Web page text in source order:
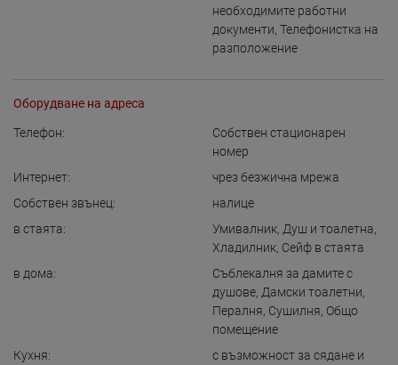
необходимите работни
документи, Телефонистка на
разположение
Оборудване на адреса
Телефон:
Собствен стационарен
номер
Интернет:
чрез безжична мрежа
Собствен звънец:
налице
в стаята:
Умивалник, Душ и тоалетна,
Хладилник, Сейф в стаята
в дома:
Съблекалня за дамите с
душове, Дамски тоалетни,
Пералня, Сушилня, Общо
помещение
Кухня:
с възможност за сядане и